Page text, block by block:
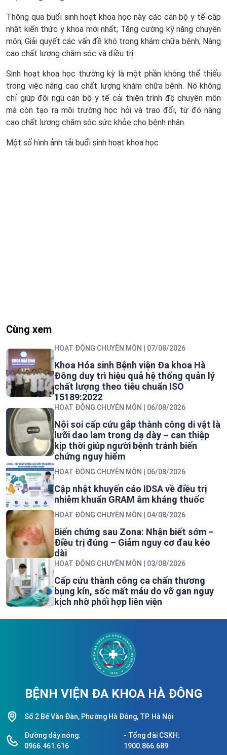
Thông qua buổi sinh hoạt khoa học này các cán bộ y tế cập
nhật kiến thức y khoa mới nhất; Tăng cường kỹ năng chuyên
môn; Giải quyết các vấn đề khó trong khám chữa bệnh; Nâng
cao chất lượng chăm sóc và điều trị.
Sinh hoạt khoa học thường kỳ là một phần không thể thiếu
trong việc nâng cao chất lượng khám chữa bệnh. Nó không
chỉ giúp đội ngũ cán bộ y tế cải thiện trình độ chuyên môn
mà còn tạo ra môi trường học hỏi và trao đổi, từ đó nâng
cao chất lượng chăm sóc sức khỏe cho bệnh nhân.
Một số hình ảnh tải buổi sinh hoạt khoa học
Cùng xem
HOẠT ĐỘNG CHUYÊN MÔN | 07/08/2026
Khoa Hóa sinh Bệnh viện Đa khoa Hà
Đông duy trì hiệu quả hệ thống quản lý
chất lượng theo tiêu chuẩn ISO
15189:2022
HOẠT ĐỘNG CHUYÊN MÔN | 06/08/2026
Nội soi cấp cứu gắp thành công di vật là
lưỡi dao lam trong dạ dày – can thiệp
kịp thời giúp người bệnh tránh biến
chứng nguy hiểm
HOẠT ĐỘNG CHUYÊN MÔN | 06/08/2026
Cập nhật khuyến cáo IDSA về điều trị
nhiễm khuẩn GRAM âm kháng thuốc
HOẠT ĐỘNG CHUYÊN MÔN | 04/08/2026
Biến chứng sau Zona: Nhận biết sớm –
Điều trị đúng – Giảm nguy cơ đau kéo
dài
HOẠT ĐỘNG CHUYÊN MÔN | 03/08/2026
Cấp cứu thành công ca chấn thương
bụng kín, sốc mất máu do vỡ gan nguy
kịch nhờ phối hợp liên viện
BỆNH VIỆN ĐA KHOA HÀ ĐÔNG
Số 2 Bế Văn Đàn, Phường Hà Đông, TP. Hà Nội
Đường dây nóng:
0966.461.616
- Tổng đài CSKH:
1900.866.689